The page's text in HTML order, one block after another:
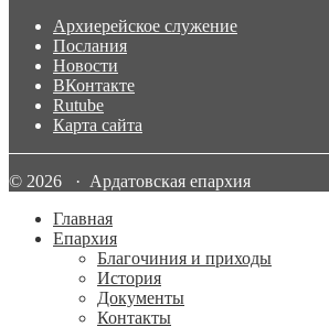
Архиерейское служение
Послания
Новости
ВКонтакте
Rutube
Карта сайта
© 2026 · Ардатовская епархия
Главная
Епархия
Благочиния и приходы
История
Документы
Контакты